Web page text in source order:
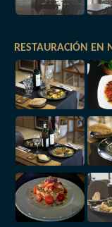
RESTAURACIÓN EN